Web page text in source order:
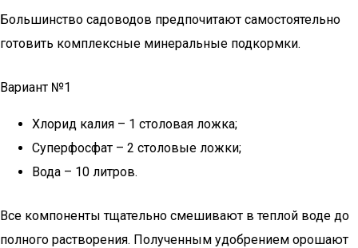
Большинство садоводов предпочитают самостоятельно
готовить комплексные минеральные подкормки.
Вариант №1
Хлорид калия – 1 столовая ложка;
Суперфосфат – 2 столовые ложки;
Вода – 10 литров.
Все компоненты тщательно смешивают в теплой воде до
полного растворения. Полученным удобрением орошают